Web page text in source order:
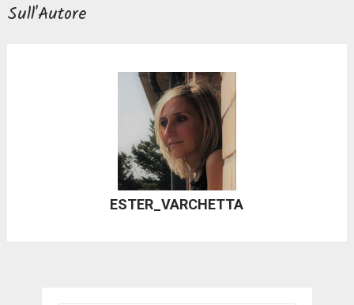
Sull'Autore
ESTER_VARCHETTA